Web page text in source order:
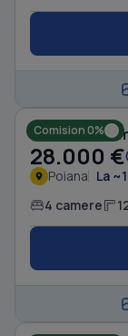
Comision 0%
Casă cu 4
28.000 €
Poiana La
4 camere